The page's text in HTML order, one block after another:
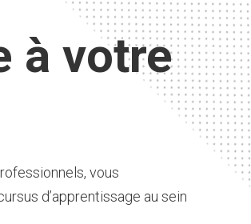
à votre
vous
d’apprentissage au sein